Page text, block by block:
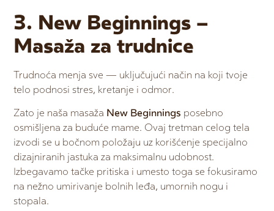
3. New Beginnings –
Masaža za trudnice
Trudnoća menja sve — uključujući način na koji tvoje
telo podnosi stres, kretanje i odmor.
Zato je naša masaža New Beginnings posebno
osmišljena za buduće mame. Ovaj tretman celog tela
izvodi se u bočnom položaju uz korišćenje specijalno
dizajniranih jastuka za maksimalnu udobnost.
Izbegavamo tačke pritiska i umesto toga se fokusiramo
na nežno umirivanje bolnih leđa, umornih nogu i
stopala.